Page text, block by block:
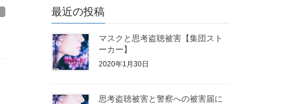
最近の投稿
マスクと思考盗聴被害【集団スト
ーカー】
2020年1月30日
思考盗聴被害と警察への被害届に